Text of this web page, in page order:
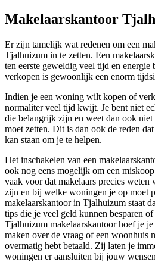
Makelaarskantoor
Er zijn tamelijk wat redenen om een
Tjalhuizum in te zetten. Een
ten eerste geweldig veel tijd en energie
verkopen is gewoonlijk een enorm
Indien je een woning wilt kopen of
normaliter veel tijd kwijt. Je bent niet
die belangrijk zijn en weet dan ook
moet zetten. Dit is dan ook de reden
kan staan om je te helpen.
Het inschakelen van een
ook nog eens mogelijk om een
vaak voor dat makelaars precies
zijn en bij welke woningen je op moet
makelaarskantoor in Tjalhuizum staat
tips die je veel geld kunnen besparen
Tjalhuizum makelaarskantoor hoef je
maken over de vraag of een woonhuis
overmatig hebt betaald. Zij laten je
woningen er aansluiten bij jouw